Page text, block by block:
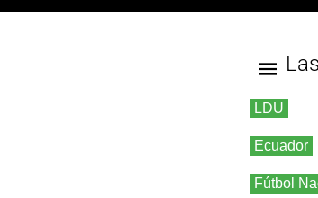
LDU
Ecuador
Fútbol